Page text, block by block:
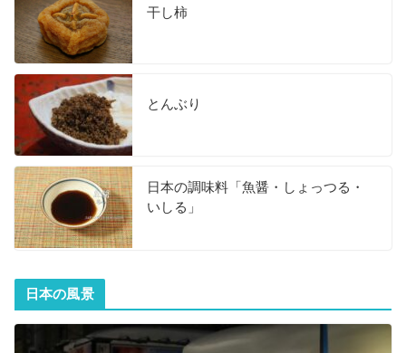
干し柿
とんぶり
日本の調味料「魚醤・しょっつる・
いしる」
日本の風景